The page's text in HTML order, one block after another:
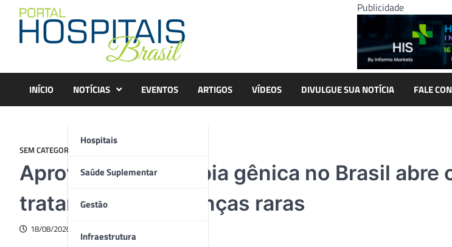
content
Publicidade
INÍCIO NOTÍCIAS
Hospitais
Saúde Suplementar
Gestão
Infraestrutura
EVENTOS ARTIGOS VÍDEOS DIVULGUE SUA NOTÍCIA FALE
SEM CATEGORIA
Aprovação de terapia gênica no Brasil abre
tratamento de doenças raras
18/08/2020